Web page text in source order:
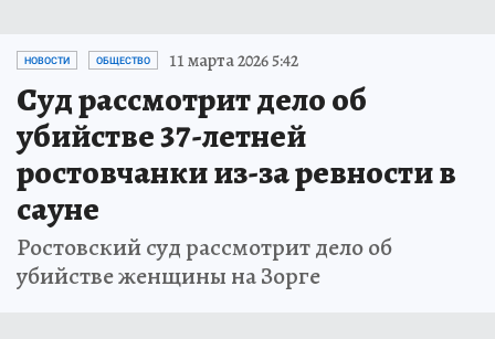
НОВОСТИ ОБЩЕСТВО 11 марта 2026 5:42
Суд рассмотрит дело об
убийстве 37-летней
ростовчанки из-за ревности в
сауне
Ростовский суд рассмотрит дело об
убийстве женщины на Зорге